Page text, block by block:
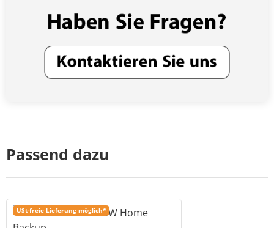
Passend dazu
USt-freie Lieferung möglich*